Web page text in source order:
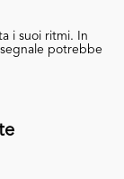
i suoi ritmi. In
potrebbe